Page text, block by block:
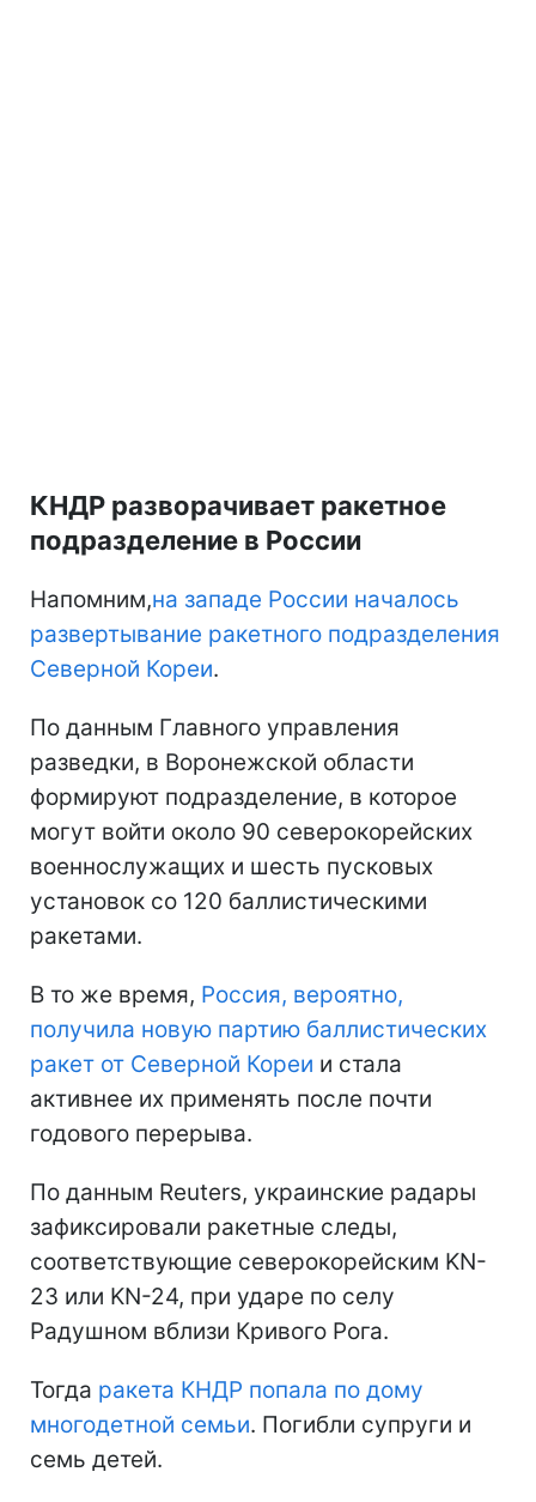
КНДР разворачивает ракетное
подразделение в России
Напомним,на западе России началось
развертывание ракетного подразделения
Северной Кореи.
По данным Главного управления
разведки, в Воронежской области
формируют подразделение, в которое
могут войти около 90 северокорейских
военнослужащих и шесть пусковых
установок со 120 баллистическими
ракетами.
В то же время, Россия, вероятно,
получила новую партию баллистических
ракет от Северной Кореи и стала
активнее их применять после почти
годового перерыва.
По данным Reuters, украинские радары
зафиксировали ракетные следы,
соответствующие северокорейским KN-
23 или KN-24, при ударе по селу
Радушном вблизи Кривого Рога.
Тогда ракета КНДР попала по дому
многодетной семьи. Погибли супруги и
семь детей.